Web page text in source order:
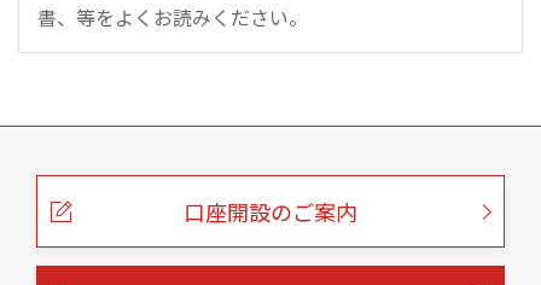
書、等をよくお読みください。
こ
口座開設のご案内